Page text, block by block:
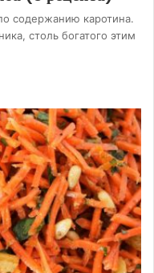
содержанию каротина.
столь богатого этим